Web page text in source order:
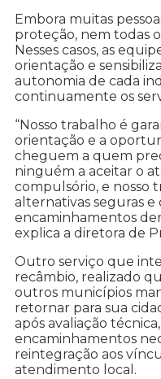
Embora muitas
proteção, nem todas
Nesses casos, as
orientação e
autonomia de cada
continuamente os
“Nosso trabalho é
orientação e a
cheguem a quem
ninguém a aceitar o
compulsório, e nosso
alternativas seguras e
encaminhamentos
explica a diretora de
Outro serviço que
recâmbio, realizado
outros municípios
retornar para sua
após avaliação
encaminhamentos
reintegração aos
atendimento local.